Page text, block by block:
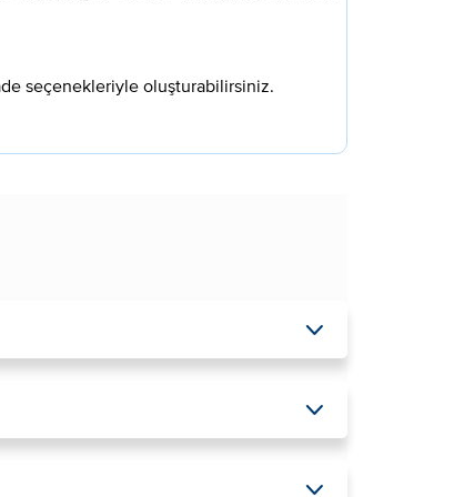
seçenekleriyle oluşturabilirsiniz.